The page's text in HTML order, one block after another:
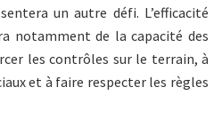
un autre défi. L’efficacité
notamment de la capacité des
les contrôles sur le terrain, à
et à faire respecter les règles